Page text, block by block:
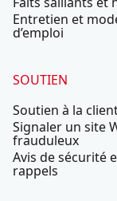
Entretien et
d’emploi
SOUTIEN
Soutien à la
Signaler un site
frauduleux
Avis de sécurité
rappels